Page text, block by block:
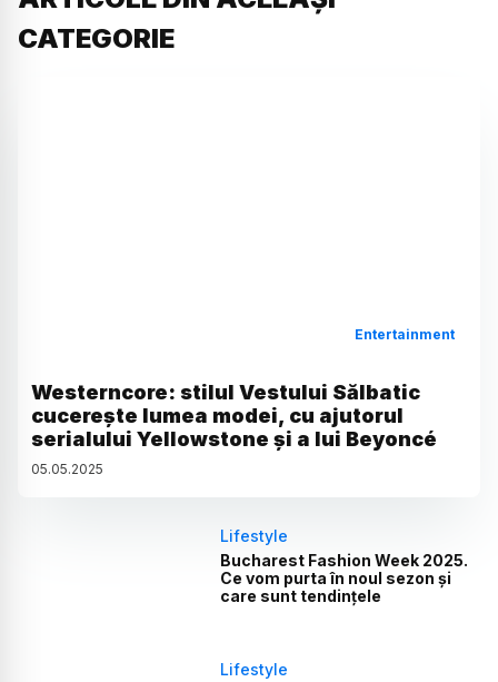
CATEGORIE
Entertainment
Westerncore: stilul Vestului Sălbatic
cucerește lumea modei, cu ajutorul
serialului Yellowstone și a lui Beyoncé
05.05.2025
Lifestyle
Bucharest Fashion Week 2025.
Ce vom purta în noul sezon și
care sunt tendințele
Lifestyle